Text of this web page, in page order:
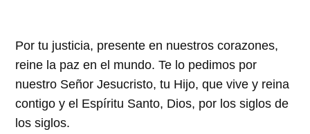
Por tu justicia, presente en nuestros corazones,
reine la paz en el mundo. Te lo pedimos por
nuestro Señor Jesucristo, tu Hijo, que vive y reina
contigo y el Espíritu Santo, Dios, por los siglos de
los siglos.